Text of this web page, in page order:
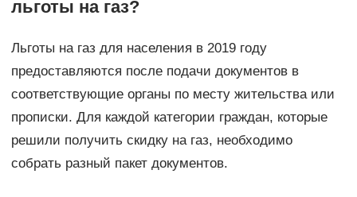
льготы на газ?
Льготы на газ для населения в 2019 году
предоставляются после подачи документов в
соответствующие органы по месту жительства или
прописки. Для каждой категории граждан, которые
решили получить скидку на газ, необходимо
собрать разный пакет документов.